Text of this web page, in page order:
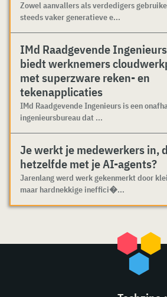
Zowel aanvallers als verdedigers
steeds vaker generatieve e...
IMd Raadgevende Ingenieurs
biedt werknemers
met superzware reken- en
tekenapplicaties
IMd Raadgevende Ingenieurs is een
ingenieursbureau dat ...
Je werkt je medewerkers in,
hetzelfde met je AI-agents?
Jarenlang werd werk gekenmerkt door
maar hardnekkige ineffici�...